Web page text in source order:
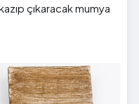
çıkaracak mumya